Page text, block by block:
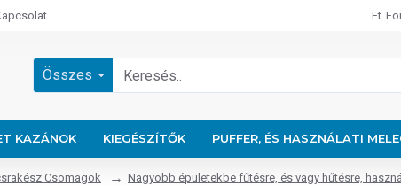
Ft
Összes
KAZÁNOK KIEGÉSZÍTŐK PUFFER, ÉS HASZNÁLATI
Csomagok Nagyobb épületekbe fűtésre, és vagy hűtésre,